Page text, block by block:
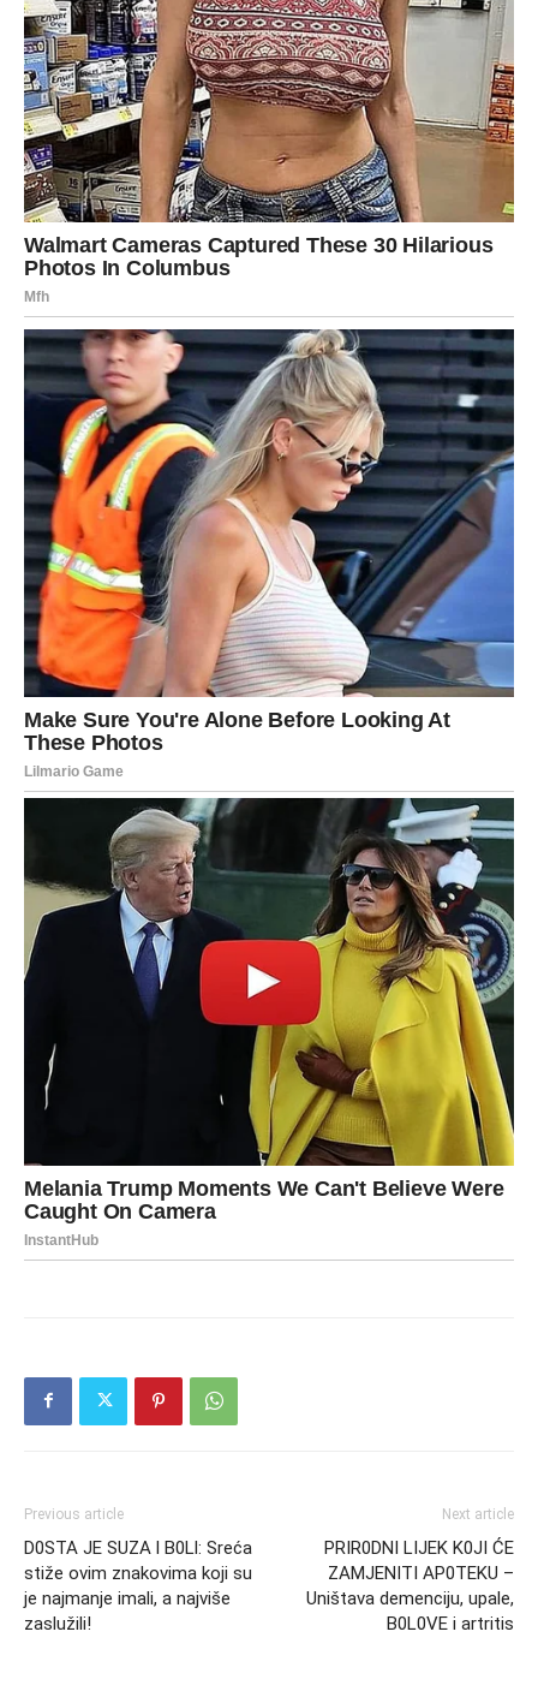
Previous article
D0STA JE SUZA l B0Ll: Sreća
stiže ovim znakovima koji su
je najmanje imali, a najviše
zaslužili!
Next article
PRIR0DNI LIJEK K0JI ĆE
ZAMJENITI AP0TEKU –
Uništava demenciju, upale,
B0L0VE i artritis